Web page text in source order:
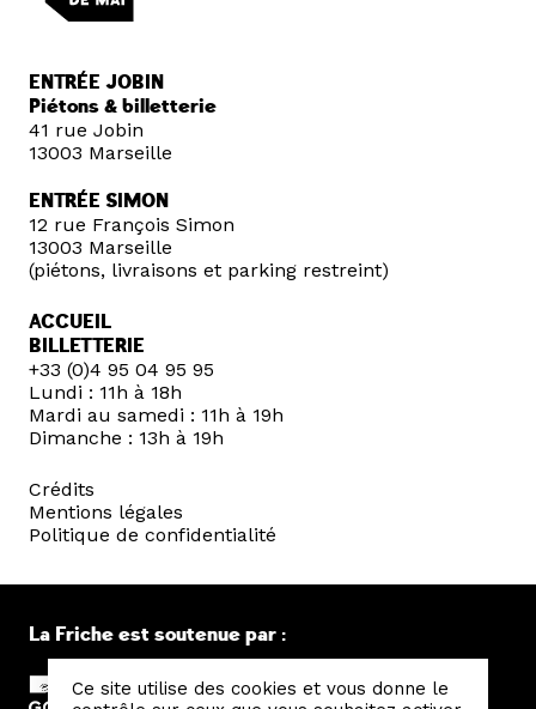
ENTRÉE JOBIN
Piétons & billetterie
41 rue Jobin
13003 Marseille
ENTRÉE SIMON
12 rue François Simon
13003 Marseille
(piétons, livraisons et parking restreint)
ACCUEIL
BILLETTERIE
+33 (0)4 95 04 95 95
Lundi : 11h à 18h
Mardi au samedi : 11h à 19h
Dimanche : 13h à 19h
Crédits
Mentions légales
Politique de confidentialité
La Friche est soutenue par :
Ce site utilise des cookies et vous donne le